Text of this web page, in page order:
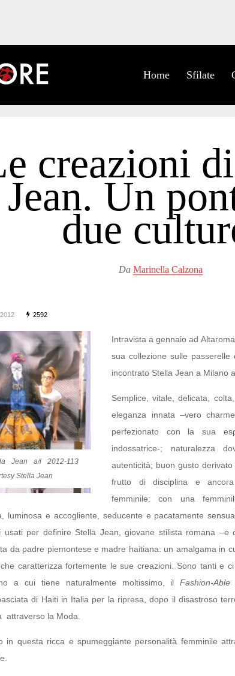
Home Sfilate
creazioni
Jean. Un
due
Da Marinella Calzona
2592
Jean a/i 2012-113
Stella Jean
Intravista a gennaio ad
sua collezione sulle
incontrato Stella Jean a Milano
Semplice, vitale, delicata,
eleganza innata –vero
perfezionato con la sua
indossatrice-; naturalezza
autenticità; buon gusto
frutto di disciplina e
femminile: con una
luminosa e accogliente, seducente e pacatamente
usati per definire Stella Jean, giovane stilista romana –e
da padre piemontese e madre haitiana: un amalgama in
caratterizza fortemente le sue creazioni. Sono tanti e
a cui tiene naturalmente moltissimo, ilFashion-Able
di Haiti in Italia per la ripresa, dopo il disastroso
attraverso la Moda.
in questa ricca e spumeggiante personalità femminile